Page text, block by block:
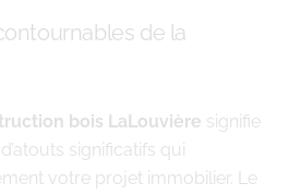
de la
bois LaLouvière signifie
significatifs qui
votre projet immobilier. Le